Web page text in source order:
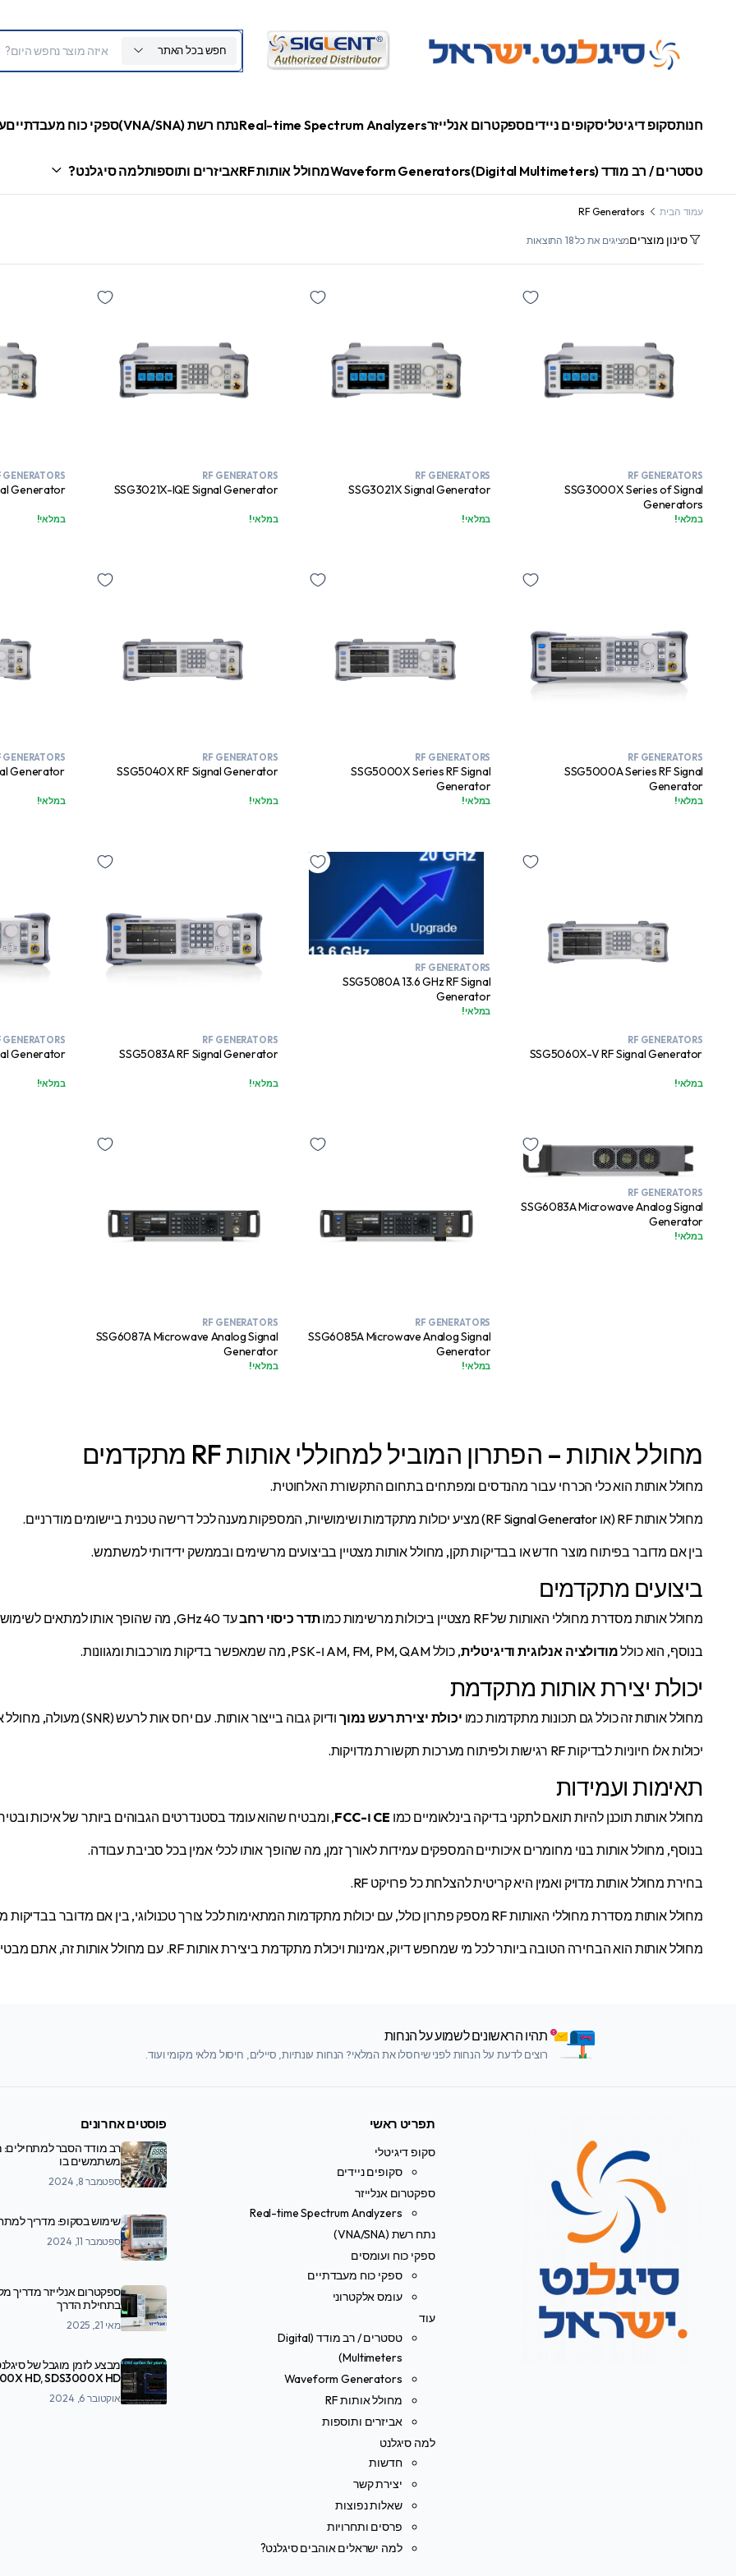
חפש בכל האתר
חנותסקופ דיגיטליסקופים ניידיםספקטרום אנלייזרReal-time Spectrum Analyzersנתח רשת (VNA/SNA) ספקי כוח מעבדתיים
טסטרים / רב מודד (Digital Multimeters) Waveform Generatorsמחולל אותות RF אביזרים ותוספותלמה סיגלנט?
עמוד הבית RF Generators
סינון מוצריםמציגים את כל ⁦18⁩ התוצאות
RF GENERATORS
SSG3000X Series of Signal
Generators
במלאי!
RF GENERATORS
SSG3021X Signal Generator
במלאי!
RF GENERATORS
SSG3021X-IQE Signal Generator
במלאי!
GENERATORS
Generator
במלאי!
RF GENERATORS
SSG5000A Series RF Signal
Generator
במלאי!
RF GENERATORS
SSG5000X Series RF Signal
Generator
במלאי!
RF GENERATORS
SSG5040X RF Signal Generator
במלאי!
GENERATORS
Generator
במלאי!
RF GENERATORS
SSG5060X-V RF Signal Generator
במלאי!
RF GENERATORS
SSG5080A 13.6 GHz RF Signal
Generator
במלאי!
RF GENERATORS
SSG5083A RF Signal Generator
במלאי!
GENERATORS
Generator
במלאי!
RF GENERATORS
SSG6083A Microwave Analog Signal
Generator
במלאי!
RF GENERATORS
SSG6085A Microwave Analog Signal
Generator
במלאי!
RF GENERATORS
SSG6087A Microwave Analog Signal
Generator
במלאי!
מחולל אותות – הפתרון המוביל למחוללי אותות RF מתקדמים
מחולל אותות הוא כלי הכרחי עבור מהנדסים ומפתחים בתחום התקשורת האלחוטית.
מחולל אותות RF (או RF Signal Generator) מציע יכולות מתקדמות ושימושיות, המספקות מענה לכל דרישה טכנית ביישומים מודרניים.
בין אם מדובר בפיתוח מוצר חדש או בבדיקות תקן, מחולל אותות מצטיין בביצועים מרשימים ובממשק ידידותי למשתמש.
ביצועים מתקדמים
מחולל אותות מסדרת מחוללי האותות של RF מצטיין ביכולות מרשימות כמו תדר כיסוי רחבעד 40 GHz, מה שהופך אותו למתאים לשימוש בכל תעשיות התקשורת המתקדמות.
בנוסף, הוא כוללמודולציה אנלוגית ודיגיטלית, כולל AM, FM, PM, QAM ו-PSK, מה שמאפשר בדיקות מורכבות ומגוונות.
יכולת יצירת אותות מתקדמת
מחולל אותות זה כולל גם תכונות מתקדמות כמו יכולת יצירת רעש נמוך ודיוק גבוה בייצור אותות. עם יחס אות לרעש (SNR) מעולה, מחולל אותות מבטיח אותות נקיים ומדויקים.
יכולות אלו חיוניות לבדיקות RF רגישות ולפיתוח מערכות תקשורת מדויקות.
תאימות ועמידות
מחולל אותות תוכנן להיות תואם לתקני בדיקה בינלאומיים כמו CE ו-FCC
, ומבטיח שהוא עומד בסטנדרטים הגבוהים ביותר של איכות
בנוסף, מחולל אותות בנוי מחומרים איכותיים המספקים עמידות לאורך זמן, מה שהופך אותו לכלי אמין בכל סביבת עבודה.
בחירת מחולל אותות מדויק ואמין היא קריטית להצלחת כל פרויקט RF.
מחולל אותות מסדרת מחוללי האותות RF מספק פתרון כולל, עם יכולות מתקדמות המתאימות לכל צורך טכנולוגי, בין אם מדובר בבדיקות מעבדה, פיתוח מוצרים או ייצור בקנה מידה גדול.
מחולל אותות הוא הבחירה הטובה ביותר לכל מי שמחפש דיוק, אמינות ויכולת מתקדמת ביצירת אותות RF. עם מחולל אותות זה, אתם מבטיחים לעצמכם כלי עבודה שמוכן לכל אתגר.
תהיו הראשונים לשמוע על הנחות
רוצים לדעת על הנחות לפני שיחסלו את המלאי? הנחות עונתיות, סיילים, חיסול מלאי מקומי ועוד.
תפריט ראשי
סקופ דיגיטלי
סקופים ניידים
ספקטרום אנלייזר
Real-time Spectrum Analyzers
נתח רשת (VNA/SNA)
ספקי כוח ועומסים
ספקי כוח מעבדתיים
עומס אלקטרוני
עוד
טסטרים / רב מודד (Digital
Multimeters)
Waveform Generators
מחולל אותות RF
אביזרים ותוספות
למה סיגלנט
חדשות
יצירת קשר
שאלות נפוצות
פרסים ותחרויות
למה ישראלים אוהבים סיגלנט?
פוסטים אחרונים
רב מודד הסבר למתחילים:
משתמשים בו
ספטמבר 8, 2024
שימוש בסקופ: מדריך
ספטמבר 11, 2024
ספקטרום אנלייזר מדריך
בתחילת הדרך
מאי 21, 2025
מבצע לזמן מוגבל של
SDS7000A
אוקטובר 6, 2024